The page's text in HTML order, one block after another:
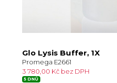
Glo Lysis Buffer, 1X
Promega E2661
3 780,00 Kč bez DPH
5 DNŮ